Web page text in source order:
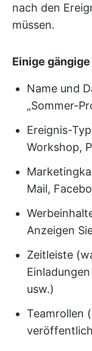
nach den
müssen.
Einige
Name und
„Sommer-
Ereignis-
Workshop,
Mail,
Anzeigen
Zeitleiste
usw.)
Teamrollen